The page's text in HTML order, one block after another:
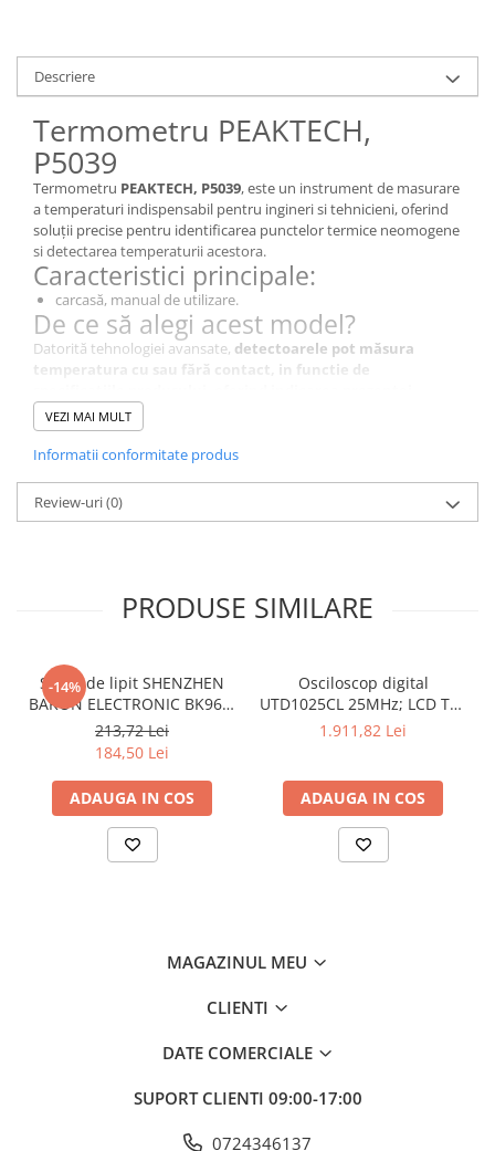
Descriere
Termometru PEAKTECH,
P5039
Termometru PEAKTECH, P5039, este un instrument de masurare
a temperaturi indispensabil pentru ingineri si tehnicieni, oferind
soluții precise pentru identificarea punctelor termice neomogene
si detectarea temperaturii acestora.
Caracteristici principale:
carcasă, manual de utilizare.
De ce să alegi acest model?
Datorită tehnologiei avansate, detectoarele pot măsura
temperatura cu sau fără contact, in functie de
neomogenitatii de temperatura sau valoarea acesteia in
punctele masurate.
diagnosticare si localizare a diferentelor sau defectelor
Specificații Tehnice
Tipul contorului
termo-higrometru
Alimentare
baterie LR03 AAA
1,5V x3
Dimensiuni
Baterie
baterie LR03 AAA
1,5V x3
Rezolutie optica
Interval de măsurare al temperaturii
Interval de masura a Umiditatii
0...100% RH
VEZI MAI MULT
Informatii conformitate produs
Review-uri(0)
PRODUSE SIMILARE
-14%
Stație de lipit SHENZHEN
BAKON ELECTRONIC BK969,
200...480°C control
analogic, cu buton
213,72 Lei
184,50 Lei
ADAUGA IN COS
Osciloscop digital
UTD1025CL 25MHz; LCD TFT
3,5"; Ch: 1; 250Msps; 12kpts
1.911,82 Lei
ADAUGA IN COS
MAGAZINUL MEU
CLIENTI
DATE COMERCIALE
SUPORT CLIENTI 09:00-17:00
0724346137